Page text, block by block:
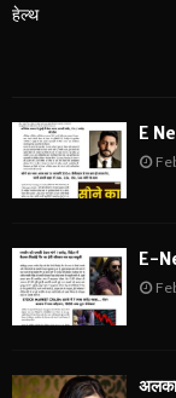
हेल्थ
E
E-
अलका